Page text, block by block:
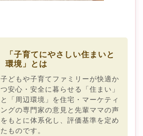
「子育てにやさしい住まいと
環境」とは
子どもや子育てファミリーが快適か
つ安心・安全に暮らせる「住まい」
と「周辺環境」を住宅・マーケティ
ングの専門家の意見と先輩ママの声
をもとに体系化し、評価基準を定め
たものです。